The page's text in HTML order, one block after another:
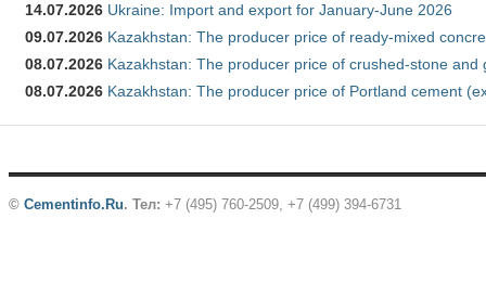
14.07.2026 Ukraine: Import and export for January-June 2026
09.07.2026 Kazakhstan: The producer price of ready-mixed
08.07.2026 Kazakhstan: The producer price of crushed-stone and
08.07.2026 Kazakhstan: The producer price of Portland cement
© Cementinfo.Ru. Тел: +7 (495) 760-2509, +7 (499) 394-6731